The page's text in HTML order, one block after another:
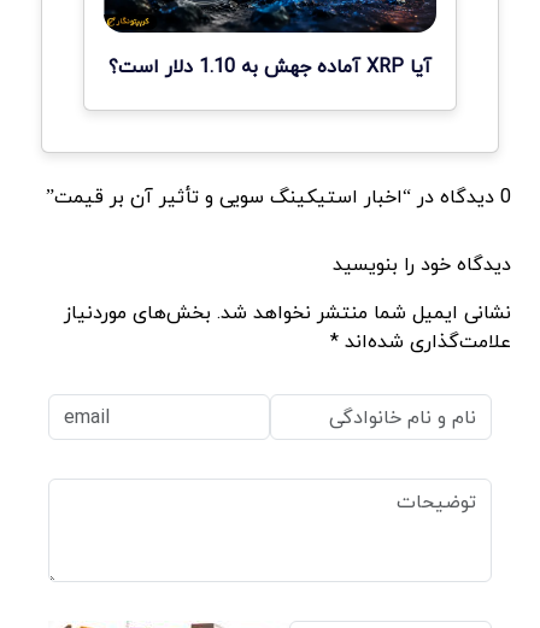
آیا XRP آماده جهش به 1.10 دلار است؟
0 دیدگاه در “اخبار استیکینگ سویی و تأثیر آن بر قیمت”
دیدگاه خود را بنویسید
نشانی ایمیل شما منتشر نخواهد شد. بخش‌های موردنیاز
علامت‌گذاری شده‌اند *